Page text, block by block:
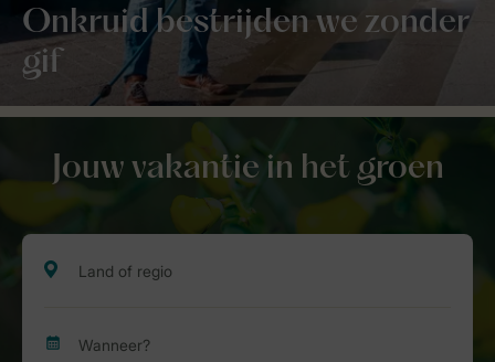
Onkruid bestrijden we zonder
gif
Jouw vakantie in het groen